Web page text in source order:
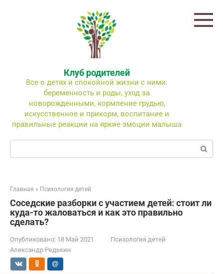
Клуб родителей
Все о детях и спокойной жизни с ними:
беременность и роды, уход за
новорожденными, кормление грудью,
искусственное и прикорм, воспитание и
правильные реакции на яркие эмоции малыша
Поиск:
Главная » Психология детей
Соседские разборки с участием детей: стоит ли
куда-то жаловаться и как это правильно
сделать?
Опубликовано: 18 Май 2021
Психология детей
Александр Редькин